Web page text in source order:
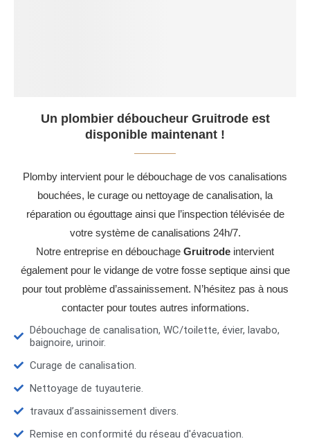
Un plombier déboucheur Gruitrode est
disponible maintenant !
Plomby intervient pour le débouchage de vos canalisations
bouchées, le curage ou nettoyage de canalisation, la
réparation ou égouttage ainsi que l’inspection télévisée de
votre système de canalisations 24h/7.
Notre entreprise en débouchage Gruitrode intervient
également pour le vidange de votre fosse septique ainsi que
pour tout problème d’assainissement. N’hésitez pas à nous
contacter pour toutes autres informations.
Débouchage de canalisation, WC/toilette, évier, lavabo,
baignoire, urinoir.
Curage de canalisation.
Nettoyage de tuyauterie.
travaux d’assainissement divers.
Remise en conformité du réseau d'évacuation.